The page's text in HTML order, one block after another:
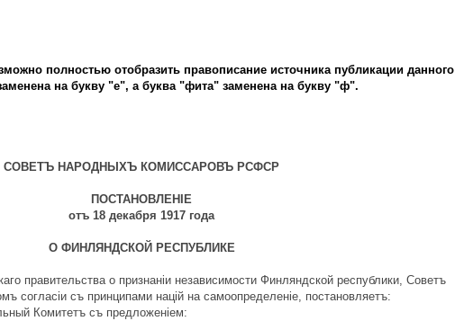
полностью отобразить правописание источника публикации данного
на букву "е", а буква "фита" заменена на букву "ф".
СОВЕТЪ НАРОДНЫХЪ КОМИССАРОВЪ РСФСР
ПОСТАНОВЛЕНIЕ
отъ 18 декабря 1917 года
О ФИНЛЯНДСКОЙ РЕСПУБЛИКЕ
правительства о признанiи независимости Финляндской республики, Советъ
согласiи съ принципами нацiй на самоопределенiе, постановляетъ:
Комитетъ съ предложенiем: